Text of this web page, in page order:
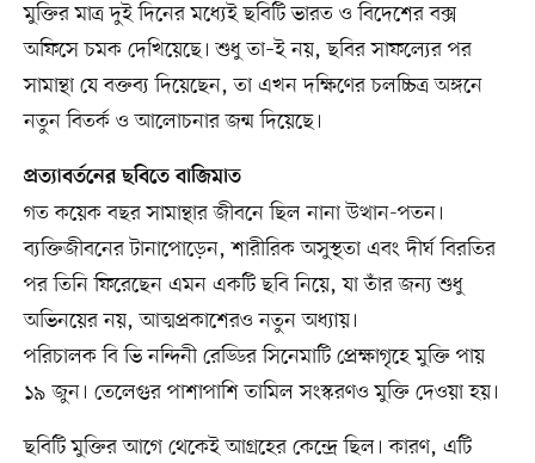
মুক্তির মাত্র দুই দিনের মধ্যেই ছবিটি ভারত ও বিদেশের বক্স
অফিসে চমক দেখিয়েছে। শুধু তা–ই নয়, ছবির সাফল্যের পর
সামান্থা যে বক্তব্য দিয়েছেন, তা এখন দক্ষিণের চলচ্চিত্র অঙ্গনে
নতুন বিতর্ক ও আলোচনার জন্ম দিয়েছে।
প্রত্যাবর্তনের ছবিতে বাজিমাত
গত কয়েক বছর সামান্থার জীবনে ছিল নানা উত্থান-পতন।
ব্যক্তিজীবনের টানাপোড়েন, শারীরিক অসুস্থতা এবং দীর্ঘ বিরতির
পর তিনি ফিরেছেন এমন একটি ছবি নিয়ে, যা তাঁর জন্য শুধু
অভিনয়ের নয়, আত্মপ্রকাশেরও নতুন অধ্যায়।
পরিচালক বি ভি নন্দিনী রেড্ডির সিনেমাটি প্রেক্ষাগৃহে মুক্তি পায়
১৯ জুন। তেলেগুর পাশাপাশি তামিল সংস্করণও মুক্তি দেওয়া হয়।
ছবিটি মুক্তির আগে থেকেই আগ্রহের কেন্দ্রে ছিল। কারণ, এটি